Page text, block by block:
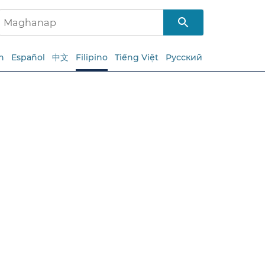
Español 中文 Filipino Tiếng Việt Русский